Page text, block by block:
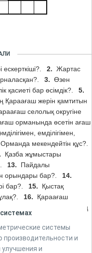
2. Жартас
3. Өзен
қасиеті бар өсімдік?.
5.
Қараағаш жерін қамтитын
селолық округіне
орманында өсетін ағаш
емділігімен,
Орманда мекендейтін құс?.
Қазба жұмыстары
13.
Пайдалы
орындары бар?.
14.
бар?.
15.
Қыстақ
16.
Қараағаш
өте бай өсімдіктердің
системы
производительности и
улучшения и